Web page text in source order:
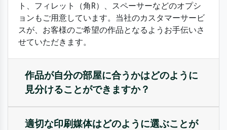
ト、フィレット（角R）、スペーサーなどのオプシ
ョンもご用意しています。当社のカスタマーサービ
スが、お客様のご希望の作品となるようお手伝いさ
せていただきます。
作品が自分の部屋に合うかはどのように
見分けることができますか？
適切な印刷媒体はどのように選ぶことが